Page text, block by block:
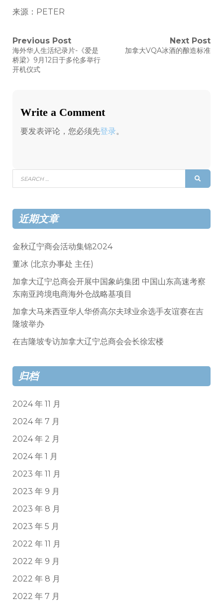
来源：PETER
文
章
Previous Post
Previous
post:
海外华人生活纪录片-《爱是
桥梁》9月12日于多伦多举行
开机仪式
Next Post
Next
加拿大VQA冰酒的酿造标准
Write a Comment
要发表评论，您必须先登录。
Search
for:
近期文章
金秋辽宁商会活动集锦2024
董冰 (北京办事处 主任)
加拿大辽宁总商会开展中国象屿集团 中国山东高速考察
东南亚跨境电商海外仓战略基项目
加拿大马来西亚华人华侨高尔夫球业余选手友谊赛在吉
隆坡举办
在吉隆坡专访加拿大辽宁总商会会长徐宏楼
归档
2024 年 11 月
2024 年 7 月
2024 年 2 月
2024 年 1 月
2023 年 11 月
2023 年 9 月
2023 年 8 月
2023 年 5 月
2022 年 11 月
2022 年 9 月
2022 年 8 月
2022 年 7 月